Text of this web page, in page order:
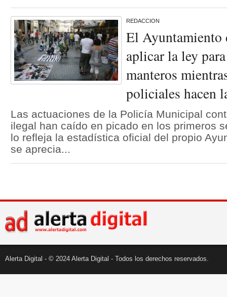
REDACCION
El Ayuntamiento
aplicar la ley
manteros
policiales hacen
Las actuaciones de la Policía Municipal
ilegal han caído en picado en los primeros
lo refleja la estadística oficial del propio
se aprecia...
Alerta Digital - © 2024 Alerta Digital - Todos los derechos reservados.